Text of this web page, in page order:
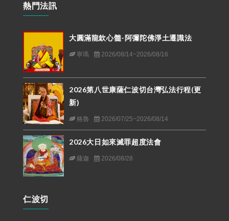
熱門法訊
大圓滿龍欽心髓-阿彌陀佛淨土遷識法
寧瑪 2026/08/14~2026/08/16
2026第八世康薩仁波切台灣弘法行程(更
新)
格魯 2026/07/25~2026/08/14
2026大日如來滅罪超度法會
薩迦 2026/08/28
仁波切